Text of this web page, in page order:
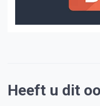
Heeft u dit